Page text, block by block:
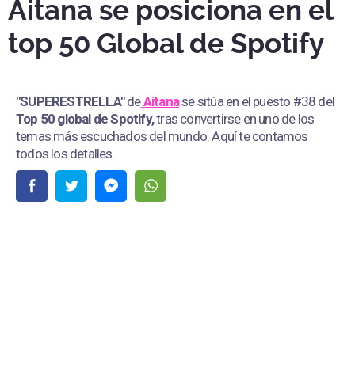
Aitana se posiciona en el
top 50 Global de Spotify
"SUPERESTRELLA"deAitanase sitúa en el puesto #38 del
Top 50 global de Spotify,tras convertirse en uno de los
temas más escuchados del mundo. Aquí te contamos
todos los detalles.